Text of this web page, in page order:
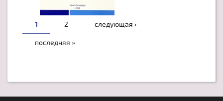
1 2 следующая ›
последняя »